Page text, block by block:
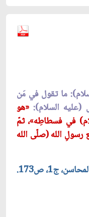
ما تقول في مَن
(عليه السلام):«هو
في فسطاطِه»، ثمّ
الله (صلّى الله
ج1، ص173.